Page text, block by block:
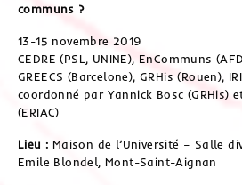
communs ?
13-15 novembre 2019
CEDRE (PSL, UNINE), EnCommuns
GREECS (Barcelone), GRHis (Rouen),
coordonné par Yannick Bosc (GRHis)
(ERIAC)
Lieu : Maison de l’Université – Salle
Emile Blondel, Mont-Saint-Aignan